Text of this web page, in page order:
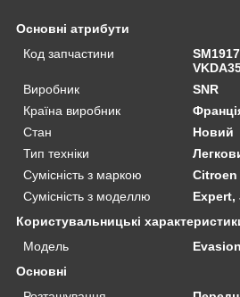
Основні атрибути
Код запчастини
Виробник
SNR
Країна виробник
Стан
Новий
Тип техніки
Сумісність з маркою
Citroen
Сумісність з моделлю
Expert,
Користувальницькі
Мoдель
Evasion
Основні